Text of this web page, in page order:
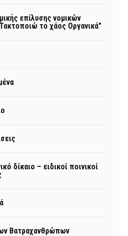
επίλυσης νομικών
το χάος Οργανικά"
δίκαιο – ειδικοί ποινικοί
Βατραχανθρώπων